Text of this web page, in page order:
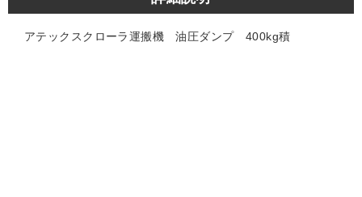
アテックスクローラ運搬機 油圧ダンプ 400kg積